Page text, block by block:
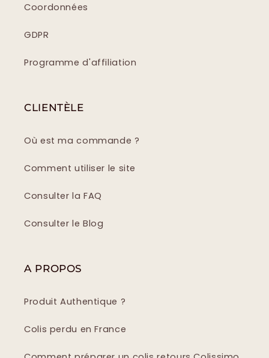
Coordonnées
GDPR
Programme d'affiliation
CLIENTÈLE
Où est ma commande ?
Comment utiliser le site
Consulter la FAQ
Consulter le Blog
A PROPOS
Produit Authentique ?
Colis perdu en France